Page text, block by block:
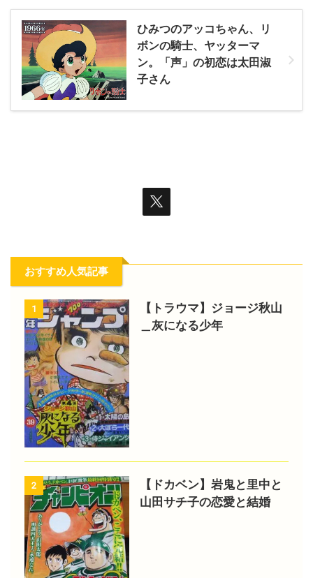
ひみつのアッコちゃん、リ
ボンの騎士、ヤッターマ
ン。「声」の初恋は太田淑
子さん
おすすめ人気記事
1
【トラウマ】ジョージ秋山
＿灰になる少年
2
【ドカベン】岩鬼と里中と
山田サチ子の恋愛と結婚